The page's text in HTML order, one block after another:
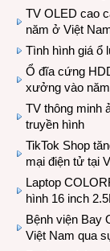
TV OLED cao
năm ở Việt
Tình hình giá ổ
Ổ đĩa cứng
xưởng vào
TV thông minh
truyền hình
TikTok Shop
mại điện tử tại
Laptop
hình 16 inch
Bệnh viện Bay
Việt Nam qua